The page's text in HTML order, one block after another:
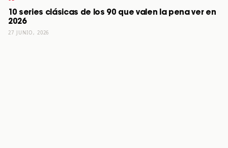
10 series clásicas de los 90 que valen la pena ver en
2026
27 JUNIO, 2026